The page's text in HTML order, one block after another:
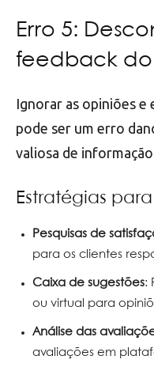
Erro 5:
feedback
Ignorar as opiniões e
pode ser um erro
valiosa de
Estratégias
Pesquisas de
para os clientes
Caixa de sugestões:
ou virtual para
Análise das
avaliações em